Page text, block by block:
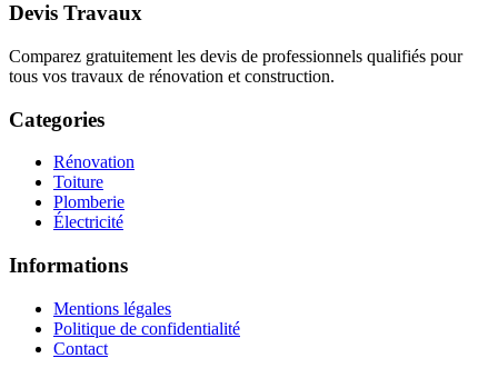
Devis Travaux
Comparez gratuitement les devis de professionnels qualifiés pour
tous vos travaux de rénovation et construction.
Categories
Rénovation
Toiture
Plomberie
Électricité
Informations
Mentions légales
Politique de confidentialité
Contact